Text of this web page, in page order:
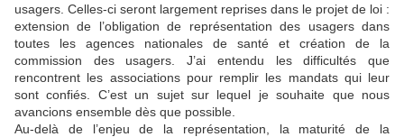
usagers. Celles-ci seront largement reprises dans le projet de loi :
extension de l’obligation de représentation des usagers dans
toutes les agences nationales de santé et création de la
commission des usagers. J’ai entendu les difficultés que
rencontrent les associations pour remplir les mandats qui leur
sont confiés. C’est un sujet sur lequel je souhaite que nous
avancions ensemble dès que possible.
Au-delà de l’enjeu de la représentation, la maturité de la